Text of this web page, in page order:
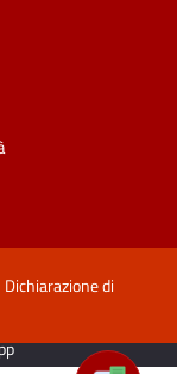
Dichiarazione di